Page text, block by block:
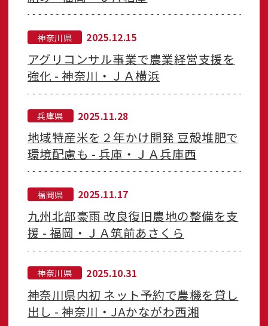
神奈川県 2025.12.15
アグリコンサル事業で農業経営支援を
強化 - 神奈川・ＪＡ横浜
兵庫県 2025.11.28
地域特産米を２年かけ開発 豆殻堆肥で
環境配慮も - 兵庫・ＪＡ兵庫西
福岡県 2025.11.17
九州北部豪雨 改良復旧農地の整備を支
援 - 福岡・ＪＡ筑前あさくら
神奈川県 2025.10.31
神奈川県内初 ネット予約で農機を貸し
出し - 神奈川・JAかながわ西湘